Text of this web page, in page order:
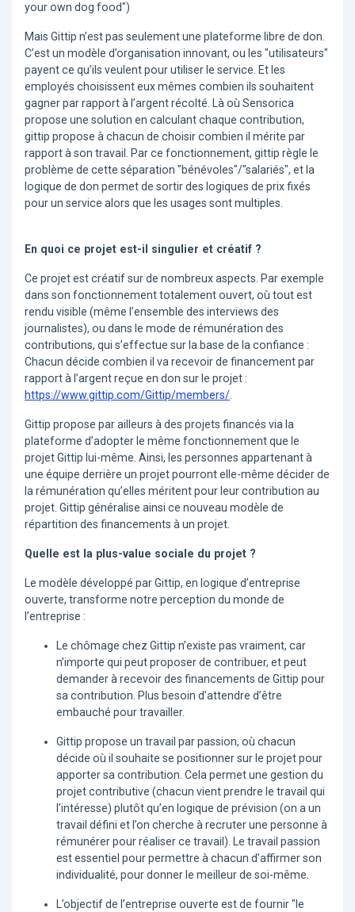
your own dog food")
Mais Gittip n’est pas seulement une plateforme libre de don.
C’est un modèle d’organisation innovant, ou les "utilisateurs"
payent ce qu’ils veulent pour utiliser le service. Et les
employés choisissent eux mêmes combien ils souhaitent
gagner par rapport à l’argent récolté. Là où Sensorica
propose une solution en calculant chaque contribution,
gittip propose à chacun de choisir combien il mérite par
rapport à son travail. Par ce fonctionnement, gittip règle le
problème de cette séparation "bénévoles"/"salariés", et la
logique de don permet de sortir des logiques de prix fixés
pour un service alors que les usages sont multiples.
En quoi ce projet est-il singulier et créatif ?
Ce projet est créatif sur de nombreux aspects. Par exemple
dans son fonctionnement totalement ouvert, où tout est
rendu visible (même l’ensemble des interviews des
journalistes), ou dans le mode de rémunération des
contributions, qui s’effectue sur la base de la confiance :
Chacun décide combien il va recevoir de financement par
rapport à l’argent reçue en don sur le projet :
https://www.gittip.com/Gittip/members/.
Gittip propose par ailleurs à des projets financés via la
plateforme d’adopter le même fonctionnement que le
projet Gittip lui-même. Ainsi, les personnes appartenant à
une équipe derrière un projet pourront elle-même décider de
la rémunération qu’elles méritent pour leur contribution au
projet. Gittip généralise ainsi ce nouveau modèle de
répartition des financements à un projet.
Quelle est la plus-value sociale du projet ?
Le modèle développé par Gittip, en logique d’entreprise
ouverte, transforme notre perception du monde de
l’entreprise :
Le chômage chez Gittip n’existe pas vraiment, car
n’importe qui peut proposer de contribuer, et peut
demander à recevoir des financements de Gittip pour
sa contribution. Plus besoin d’attendre d’être
embauché pour travailler.
Gittip propose un travail par passion, où chacun
décide où il souhaite se positionner sur le projet pour
apporter sa contribution. Cela permet une gestion du
projet contributive (chacun vient prendre le travail qui
l’intéresse) plutôt qu’en logique de prévision (on a un
travail défini et l’on cherche à recruter une personne à
rémunérer pour réaliser ce travail). Le travail passion
est essentiel pour permettre à chacun d’affirmer son
individualité, pour donner le meilleur de soi-même.
L’objectif de l’entreprise ouverte est de fournir "le